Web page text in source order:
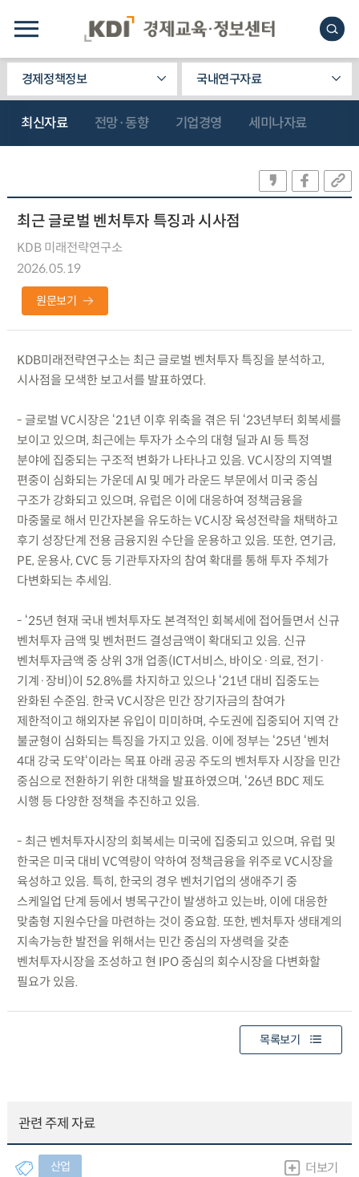
경제정책정보 국내연구자료
최신자료 전망·동향 기업경영 세미나자료
최근 글로벌 벤처투자 특징과 시사점
KDB 미래전략연구소
2026.05.19
원문보기
KDB미래전략연구소는 최근 글로벌 벤처투자 특징을 분석하고,
시사점을 모색한 보고서를 발표하였다.
- 글로벌 VC시장은 ‘21년 이후 위축을 겪은 뒤 ‘23년부터 회복세를
보이고 있으며, 최근에는 투자가 소수의 대형 딜과 AI 등 특정
분야에 집중되는 구조적 변화가 나타나고 있음. VC시장의 지역별
편중이 심화되는 가운데 AI 및 메가 라운드 부문에서 미국 중심
구조가 강화되고 있으며, 유럽은 이에 대응하여 정책금융을
마중물로 해서 민간자본을 유도하는 VC시장 육성전략을 채택하고
후기 성장단계 전용 금융지원 수단을 운용하고 있음. 또한, 연기금,
PE, 운용사, CVC 등 기관투자자의 참여 확대를 통해 투자 주체가
다변화되는 추세임.
- ‘25년 현재 국내 벤처투자도 본격적인 회복세에 접어들면서 신규
벤처투자 금액 및 벤처펀드 결성금액이 확대되고 있음. 신규
벤처투자금액 중 상위 3개 업종(ICT서비스, 바이오·의료, 전기·
기계·장비)이 52.8%를 차지하고 있으나 ‘21년 대비 집중도는
완화된 수준임. 한국 VC시장은 민간 장기자금의 참여가
제한적이고 해외자본 유입이 미미하며, 수도권에 집중되어 지역 간
불균형이 심화되는 특징을 가지고 있음. 이에 정부는 ‘25년 ‘벤처
4대 강국 도약‘이라는 목표 아래 공공 주도의 벤처투자 시장을 민간
중심으로 전환하기 위한 대책을 발표하였으며, ‘26년 BDC 제도
시행 등 다양한 정책을 추진하고 있음.
- 최근 벤처투자시장의 회복세는 미국에 집중되고 있으며, 유럽 및
한국은 미국 대비 VC역량이 약하여 정책금융을 위주로 VC시장을
육성하고 있음. 특히, 한국의 경우 벤처기업의 생애주기 중
스케일업 단계 등에서 병목구간이 발생하고 있는바, 이에 대응한
맞춤형 지원수단을 마련하는 것이 중요함. 또한, 벤처투자 생태계의
지속가능한 발전을 위해서는 민간 중심의 자생력을 갖춘
벤처투자시장을 조성하고 현 IPO 중심의 회수시장을 다변화할
필요가 있음.
목록보기
관련 주제 자료
산업 더보기